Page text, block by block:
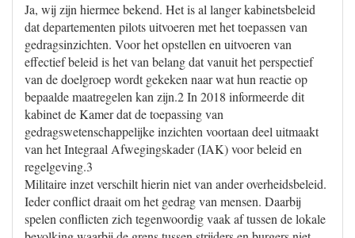
Ja, wij zijn hiermee bekend. Het is al langer kabinetsbeleid
dat departementen pilots uitvoeren met het toepassen van
gedragsinzichten. Voor het opstellen en uitvoeren van
effectief beleid is het van belang dat vanuit het perspectief
van de doelgroep wordt gekeken naar wat hun reactie op
bepaalde maatregelen kan zijn.2 In 2018 informeerde dit
kabinet de Kamer dat de toepassing van
gedragswetenschappelijke inzichten voortaan deel uitmaakt
van het Integraal Afwegingskader (IAK) voor beleid en
regelgeving.3
Militaire inzet verschilt hierin niet van ander overheidsbeleid.
Ieder conflict draait om het gedrag van mensen. Daarbij
spelen conflicten zich tegenwoordig vaak af tussen de lokale